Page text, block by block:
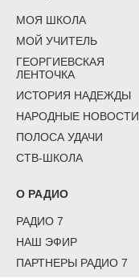
МОЯ ШКОЛА
МОЙ УЧИТЕЛЬ
ГЕОРГИЕВСКАЯ
ЛЕНТОЧКА
ИСТОРИЯ НАДЕЖДЫ
НАРОДНЫЕ НОВОСТИ
ПОЛОСА УДАЧИ
СТВ-ШКОЛА
О РАДИО
РАДИО 7
НАШ ЭФИР
ПАРТНЕРЫ РАДИО 7